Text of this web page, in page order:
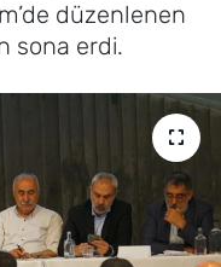
düzenlenen
sona erdi.